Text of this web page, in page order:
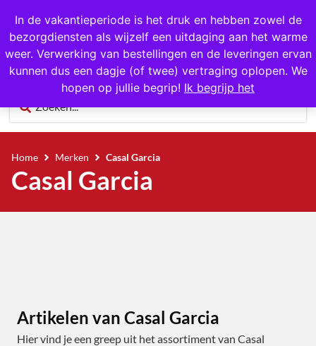
In de vakantieperiode is het druk en hebben zowel de
bezorgdiensten als wijzelf een uitdaging aan het warme
weer. Verwerking van bestellingen en de leveringen ervan
kunnen dus een dagje (of twee) vertraging oplopen. We
hopen op jullie begrip! Ik begrijp het
1000+ producten op voorraad
0
Home Merken Casal Garcia
Casal Garcia
Artikelen van Casal Garcia
Hier vind je een greep uit het assortiment van Casal